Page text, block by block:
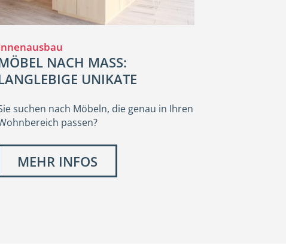
NACH MASS:
UNIKATE
suchen nach Möbeln, die genau in Ihren
passen?
MEHR INFOS